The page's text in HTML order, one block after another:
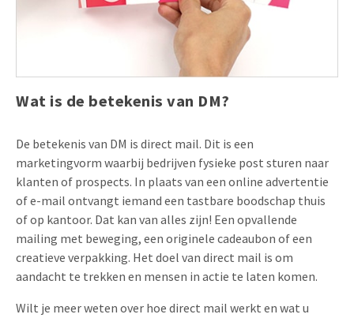
Wat is de betekenis van DM?
De betekenis van DM is direct mail. Dit is een
marketingvorm waarbij bedrijven fysieke post sturen naar
klanten of prospects. In plaats van een online advertentie
of e-mail ontvangt iemand een tastbare boodschap thuis
of op kantoor. Dat kan van alles zijn! Een opvallende
mailing met beweging, een originele cadeaubon of een
creatieve verpakking. Het doel van direct mail is om
aandacht te trekken en mensen in actie te laten komen.
Wilt je meer weten over hoe direct mail werkt en wat u
Lenticular Cards
Tabkaarten
Budget kaarten
Andere opvallende mailings
Alle producten
Non-profit Marketing
Duurzame Marketing
Marketing voor Scholen
Horeca Marketing
Food Marketing
Uitnodigingen
Klantenbinding
Vacatures
Duurzaamheid
Brochure downloaden